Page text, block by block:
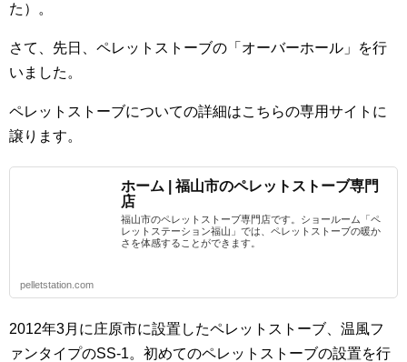
た）。
さて、先日、ペレットストーブの「オーバーホール」を行
いました。
ペレットストーブについての詳細はこちらの専用サイトに
譲ります。
ホーム | 福山市のペレットストーブ専門
店
福山市のペレットストーブ専門店です。ショールーム「ペ
レットステーション福山」では、ペレットストーブの暖か
さを体感することができます。
pelletstation.com
2012年3月に庄原市に設置したペレットストーブ、温風フ
ァンタイプのSS-1。初めてのペレットストーブの設置を行